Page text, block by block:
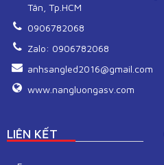
Tân, Tp.HCM
0906782068
Zalo: 0906782068
anhsangled2016@gmail.com
www.nangluongasv.com
LIÊN KẾT